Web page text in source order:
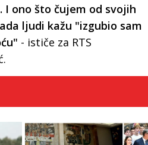
ono što čujem od svojih
ljudi kažu "izgubio sam
- ističe za RTS